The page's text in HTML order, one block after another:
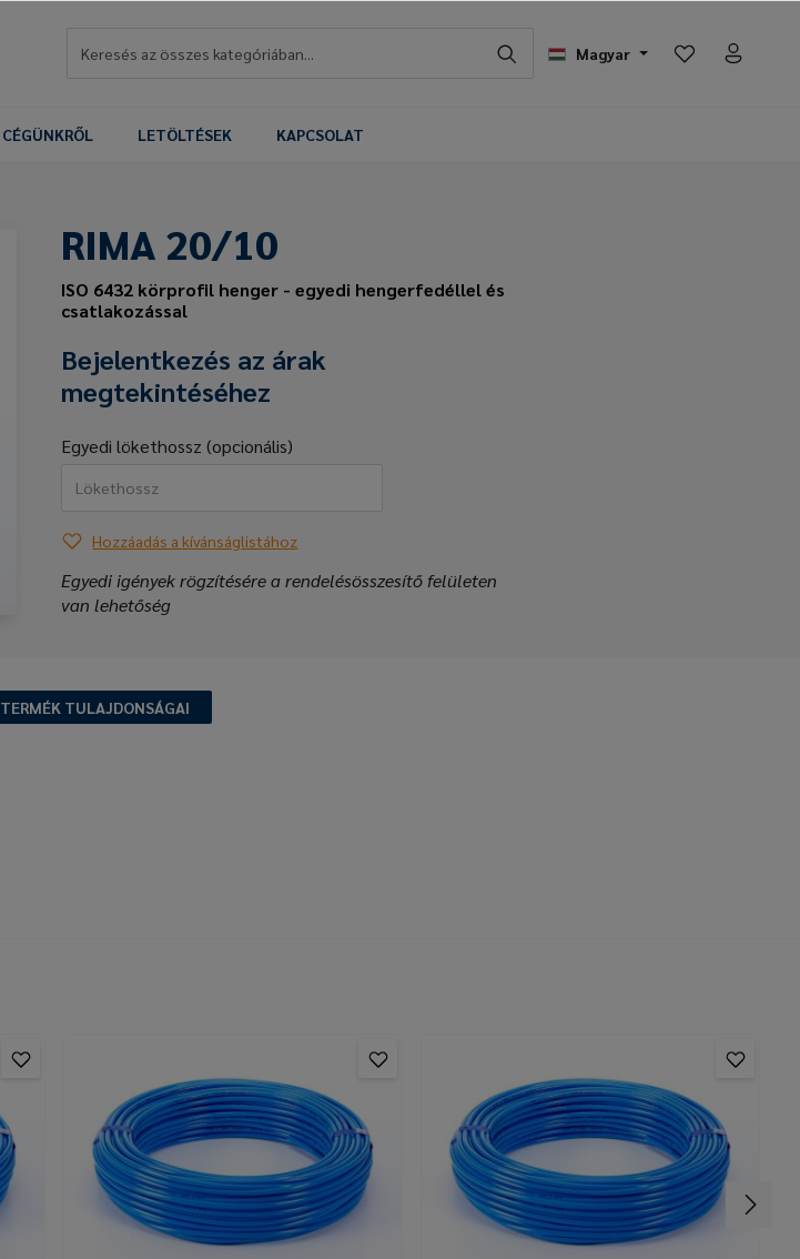
Magyar
CÉGÜNKRŐL LETÖLTÉSEK KAPCSOLAT
RIMA 20/10
ISO 6432 körprofil henger - egyedi hengerfedéllel és
csatlakozással
Bejelentkezés az árak
megtekintéséhez
Egyedi lökethossz (opcionális)
Hozzáadás a kívánságlistához
Egyedi igények rögzítésére a rendelésösszesítő felületen
van lehetőség
TERMÉK TULAJDONSÁGAI